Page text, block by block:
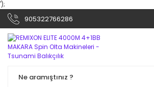
');
905322766286